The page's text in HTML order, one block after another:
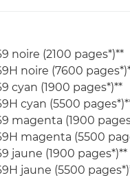
noire (2100 pages*)**
noire (7600
cyan (1900 pages*)**
cyan (5500
magenta (1900
magenta (5500
jaune (1900 pages*)**
jaune (5500